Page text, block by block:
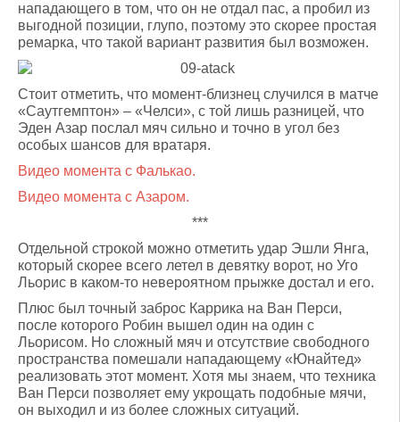
нападающего в том, что он не отдал пас, а пробил из
выгодной позиции, глупо, поэтому это скорее простая
ремарка, что такой вариант развития был возможен.
Стоит отметить, что момент-близнец случился в матче
«Саутгемптон» – «Челси», с той лишь разницей, что
Эден Азар послал мяч сильно и точно в угол без
особых шансов для вратаря.
Видео момента с Фалькао.
Видео момента с Азаром.
***
Отдельной строкой можно отметить удар Эшли Янга,
который скорее всего летел в девятку ворот, но Уго
Льорис в каком-то невероятном прыжке достал и его.
Плюс был точный заброс Каррика на Ван Перси,
после которого Робин вышел один на один с
Льорисом. Но сложный мяч и отсутствие свободного
пространства помешали нападающему «Юнайтед»
реализовать этот момент. Хотя мы знаем, что техника
Ван Перси позволяет ему укрощать подобные мячи,
он выходил и из более сложных ситуаций.